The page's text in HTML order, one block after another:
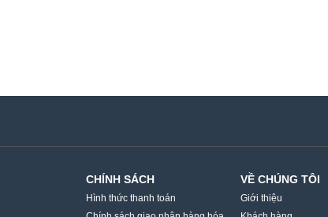
CHÍNH SÁCH
Hình thức thanh toán
VỀ CHÚNG TÔI
Giới thiệu